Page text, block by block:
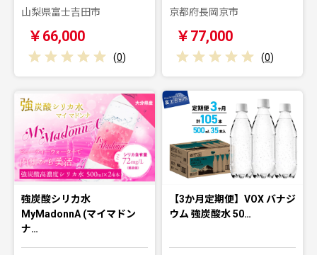
山梨県富士吉田市
￥66,000
(0)
京都府長岡京市
￥77,000
(0)
強炭酸シリカ水
MyMadonnA (マイマドン
ナ…
【3か月定期便】VOX バナジ
ウム 強炭酸水 50…